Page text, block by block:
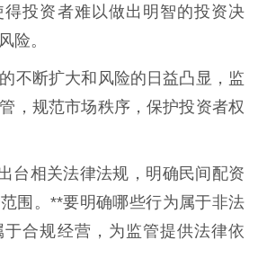
投资者难以做出明智的投资决
险。
不断扩大和风险的日益凸显，监
，规范市场秩序，保护投资者权
台相关法律法规，明确民间配资
围。**要明确哪些行为属于非法
合规经营，为监管提供法律依